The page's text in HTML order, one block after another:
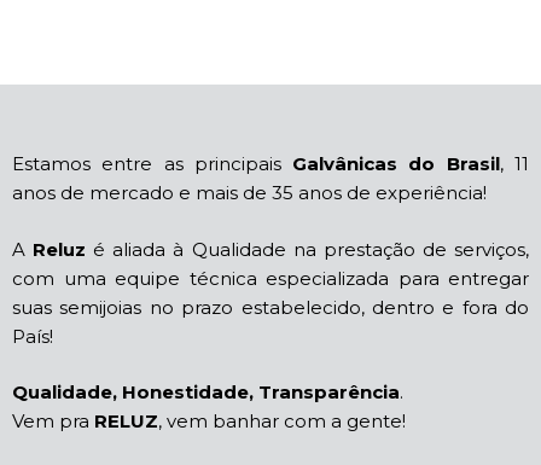
Estamos entre as principais Galvânicas do Brasil, 11
anos de mercado e mais de 35 anos de experiência!
A Reluz é aliada à Qualidade na prestação de serviços,
com uma equipe técnica especializada para entregar
suas semijoias no prazo estabelecido, dentro e fora do
País!
Qualidade, Honestidade, Transparência.
Vem pra RELUZ, vem banhar com a gente!